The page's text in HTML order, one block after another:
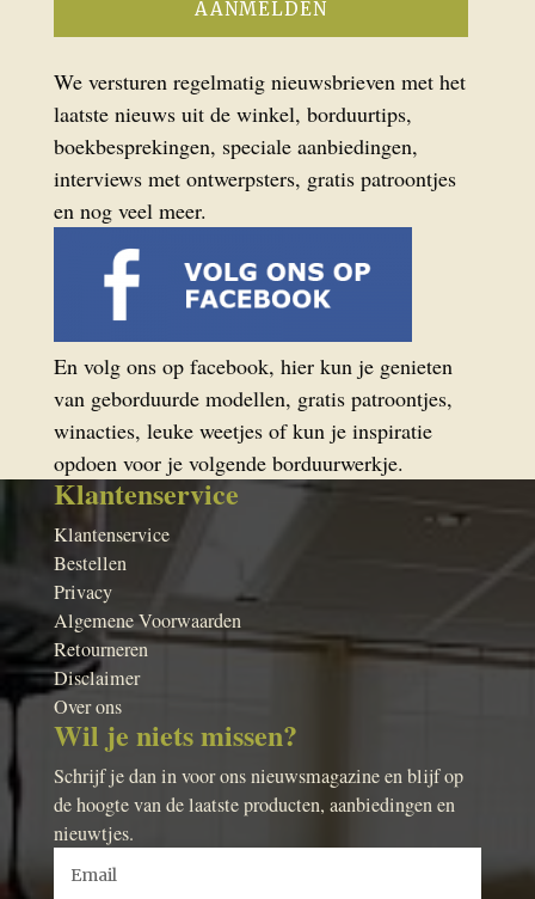
We versturen regelmatig nieuwsbrieven met het
laatste nieuws uit de winkel, borduurtips,
boekbesprekingen, speciale aanbiedingen,
interviews met ontwerpsters, gratis patroontjes
en nog veel meer.
En volg ons op facebook, hier kun je genieten
van geborduurde modellen, gratis patroontjes,
winacties, leuke weetjes of kun je inspiratie
opdoen voor je volgende borduurwerkje.
Klantenservice
Klantenservice
Bestellen
Privacy
Algemene Voorwaarden
Retourneren
Disclaimer
Over ons
Wil je niets missen?
Schrijf je dan in voor ons nieuwsmagazine en blijf op
de hoogte van de laatste producten, aanbiedingen en
nieuwtjes.